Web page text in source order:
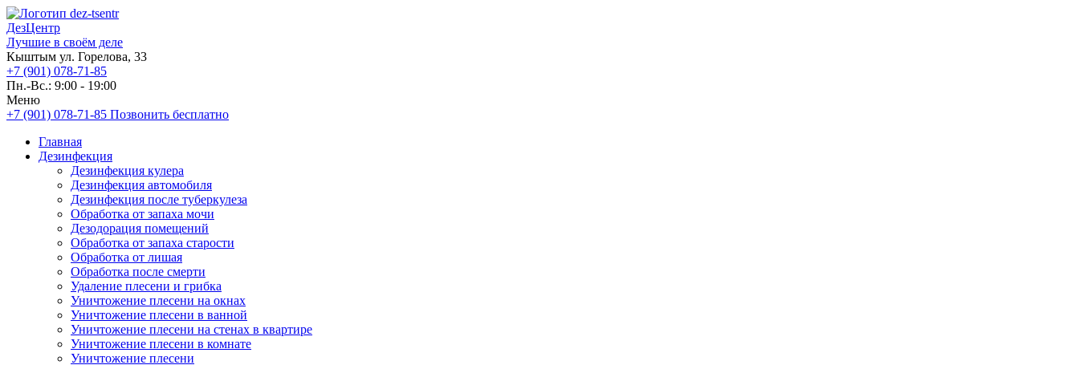
ДезЦентр
Лучшие в своём деле
Кыштым ул. Горелова, 33
+7 (901) 078-71-85
Пн.-Вс.: 9:00 - 19:00
Меню
+7 (901) 078-71-85 Позвонить бесплатно
Главная
Дезинфекция
Дезинфекция кулера
Дезинфекция автомобиля
Дезинфекция после туберкулеза
Обработка от запаха мочи
Дезодорация помещений
Обработка от запаха старости
Обработка от лишая
Обработка после смерти
Удаление плесени и грибка
Уничтожение плесени на окнах
Уничтожение плесени в ванной
Уничтожение плесени на стенах в квартире
Уничтожение плесени в комнате
Уничтожение плесени